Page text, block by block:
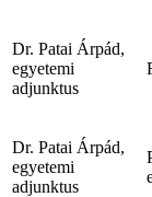
Dr. Patai Árpád,
egyetemi
adjunktus
Dr. Patai Árpád,
egyetemi
adjunktus